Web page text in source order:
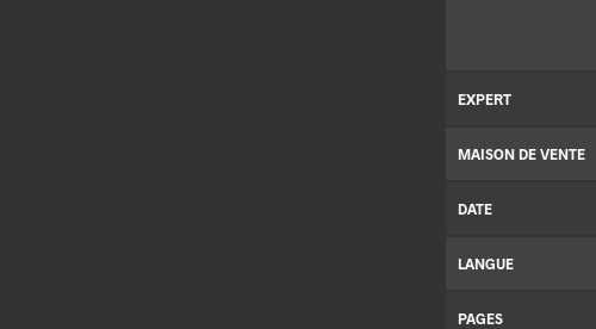
EXPERT
MAISON DE VENTE
DATE
LANGUE
PAGES